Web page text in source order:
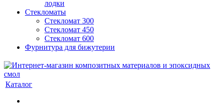
лодки
Стекломаты
Стекломат 300
Стекломат 450
Стекломат 600
Фурнитура для бижутерии
Каталог